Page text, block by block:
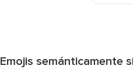
Emojis semánticamente